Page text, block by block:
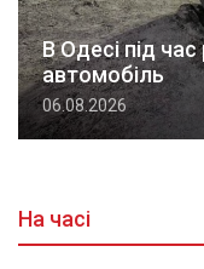
В Одесі під
автомобіль
06.08.2026
На часі